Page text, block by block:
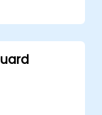
Grid
av